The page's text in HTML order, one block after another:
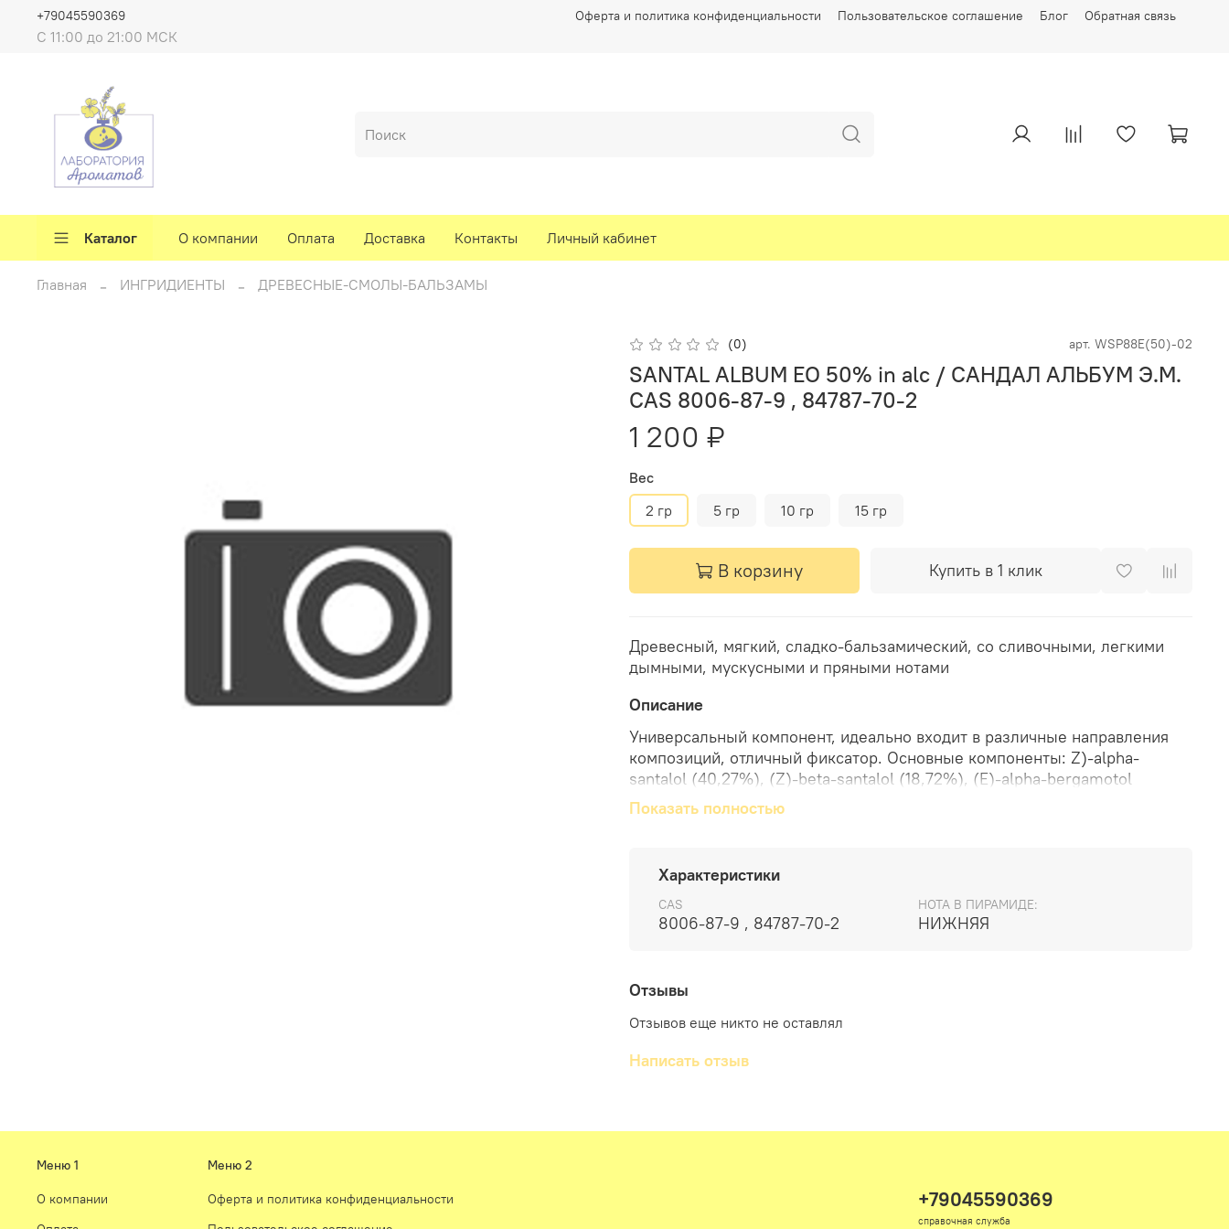
Оферта и политика конфиденциальности Пользовательское соглашение Блог Обратная связь
C 11:00 до 21:00 МСК
+79045590369
Каталог О компании Оплата Доставка Контакты Личный кабинет
Главная ИНГРИДИЕНТЫ ДРЕВЕСНЫЕ-СМОЛЫ-БАЛЬЗАМЫ
(0) арт. WSP88E(50)-02
SANTAL ALBUM EO 50% in alc / САНДАЛ АЛЬБУМ Э.М.
CAS 8006-87-9 , 84787-70-2
1 200 ₽
Вес
2 гр
5 гр 10 гр 15 гр
В корзину Купить в 1 клик
Древесный, мягкий, сладко-бальзамический, со сливочными, легкими
дымными, мускусными и пряными нотами
Описание
Универсальный компонент, идеально входит в различные направления
композиций, отличный фиксатор. Основные компоненты: Z)-alpha-
santalol (40,27%), (Z)-beta-santalol (18,72%), (E)-alpha-bergamotol
(6,08%), (Z)-epi-beta-santalol (3,71%), nuciferol (1,36%). Синергия:
агаровое дерево (уд), амбретта, амирис, цитрусы, почки черной
можжевельник, лимон, мандарин, нероли, мускатный орех, дубовый мох,
роза, жасмин, борония, розовый лотос, чампака, гардения, османтус,
корень ириса, пальмароза, розовое дерево, сиамское дерево,
Показать полностью
Характеристики
CAS
8006-87-9 , 84787-70-2
НОТА В ПИРАМИДЕ:
НИЖНЯЯ
Отзывы
Отзывов еще никто не оставлял
Написать отзыв
Меню 1
О компании
Меню 2
Оферта и политика конфиденциальности
+79045590369
справочная служба